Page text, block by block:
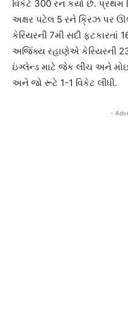
વિકેટે 300 રન કર્યા છે.
અક્ષર પટેલ 5 રને ક્રિઝ પર
કેરિયરની 7મી સદી ફટકારતાં
અજિંક્ય રહાણેએ કેરિયરની
ઇંગ્લેન્ડ માટે જેક લીચ અને
અને જો રૂટે 1-1 વિકેટ લીધી.
-